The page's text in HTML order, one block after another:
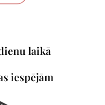
laikā
iespējām